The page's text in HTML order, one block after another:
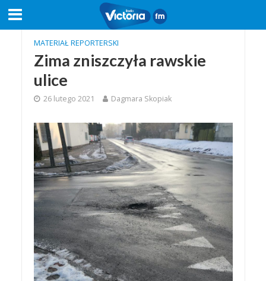
MATERIAŁ REPORTERSKI
Zima zniszczyła rawskie
ulice
26 lutego 2021 Dagmara Skopiak